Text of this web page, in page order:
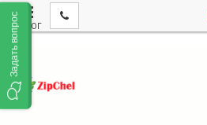
КАТАЛОГ
Задать вопрос